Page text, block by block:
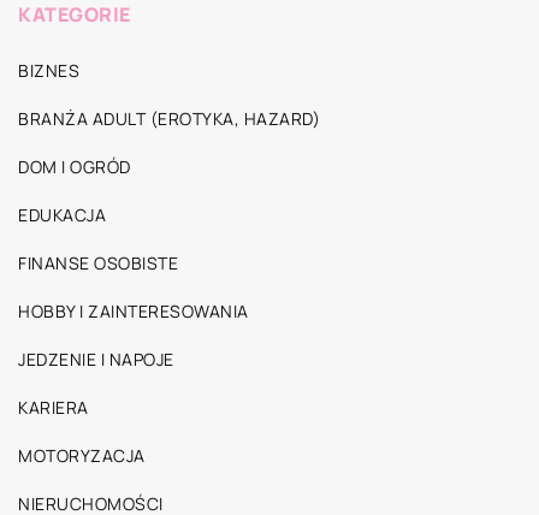
KATEGORIE
BIZNES
BRANŻA ADULT (EROTYKA, HAZARD)
DOM I OGRÓD
EDUKACJA
FINANSE OSOBISTE
HOBBY I ZAINTERESOWANIA
JEDZENIE I NAPOJE
KARIERA
MOTORYZACJA
NIERUCHOMOŚCI